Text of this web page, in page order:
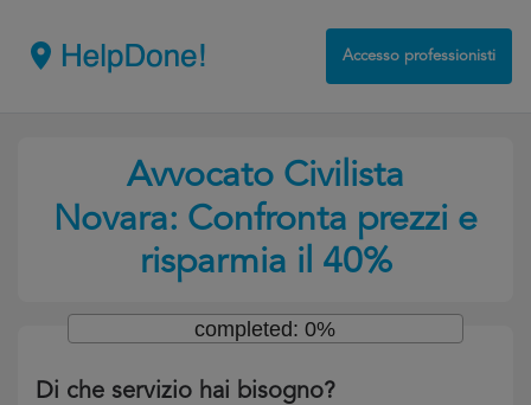
Accesso professionisti
Avvocato Civilista
Novara: Confronta prezzi e
risparmia il 40%
Di che servizio hai bisogno?
completed: 0%